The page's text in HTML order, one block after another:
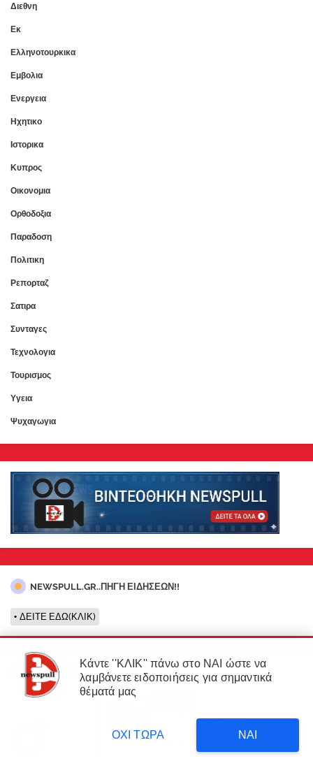
Διεθνη
Εκ
Ελληνοτουρκικα
Εμβολια
Ενεργεια
Ηχητικο
Ιστορικα
Κυπρος
Οικονομια
Ορθοδοξια
Παραδοση
Πολιτικη
Ρεπορταζ
Σατιρα
Συνταγες
Τεχνολογια
Τουρισμος
Υγεια
Ψυχαγωγια
NEWSPULL.GR..ΠΗΓΗ ΕΙΔΗΣΕΩΝ!!
ΔΕΙΤΕ ΕΔΩ(ΚΛΙΚ)
στρέμματα έγιναν στάχτη επι
κυβέρνησης Μητσοτάκη!
Our website uses cookies to enhance your experience.
Κάντε ''ΚΛΙΚ'' πάνω στο ΝΑΙ ώστε να
λαμβάνετε ειδοποιήσεις για σημαντικά
θέματά μας
ΝΑΙ
ΟΧΙ ΤΩΡΑ